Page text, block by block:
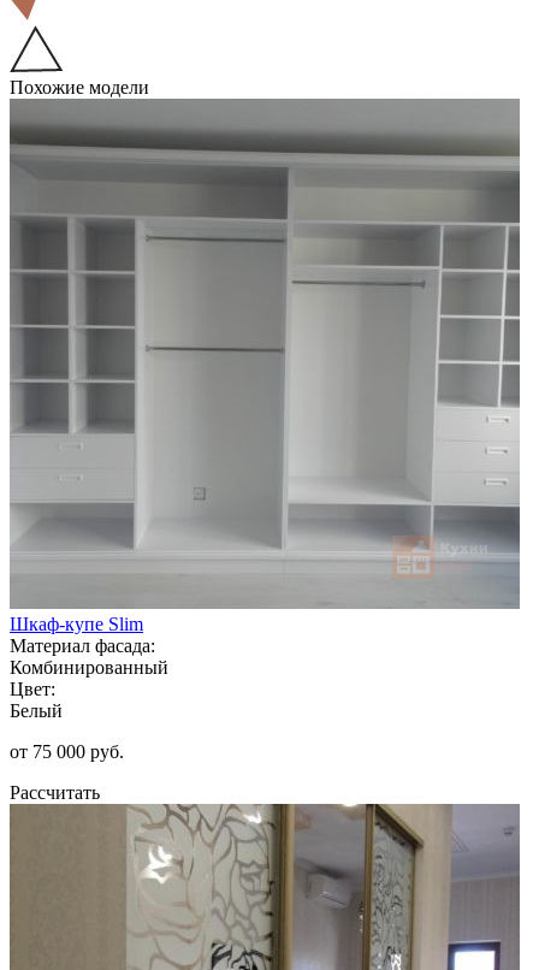
Похожие модели
Шкаф-купе Slim
Материал фасада:
Комбинированный
Цвет:
Белый
от 75 000 руб.
Рассчитать